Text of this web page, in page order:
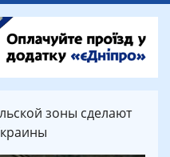
зоны сделают